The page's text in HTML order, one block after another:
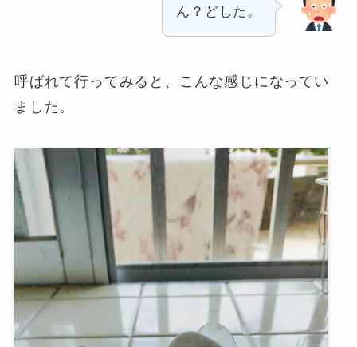
ん？どした。
呼ばれて行ってみると、こんな感じになってい
ました。